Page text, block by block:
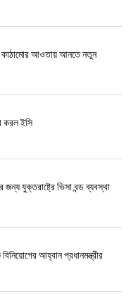
কাঠামোর আওতায় আনতে নতুন
করল ইসি
জন্য যুক্তরাষ্ট্রে ভিসা বন্ড ব্যবস্থা
আহ্বান প্রধানমন্ত্রীর